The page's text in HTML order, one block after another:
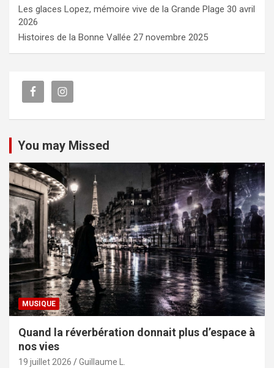
Les glaces Lopez, mémoire vive de la Grande Plage 30 avril
2026
Histoires de la Bonne Vallée 27 novembre 2025
You may Missed
MUSIQUE
Quand la réverbération donnait plus d’espace à
nos vies
19 juillet 2026 Guillaume L.